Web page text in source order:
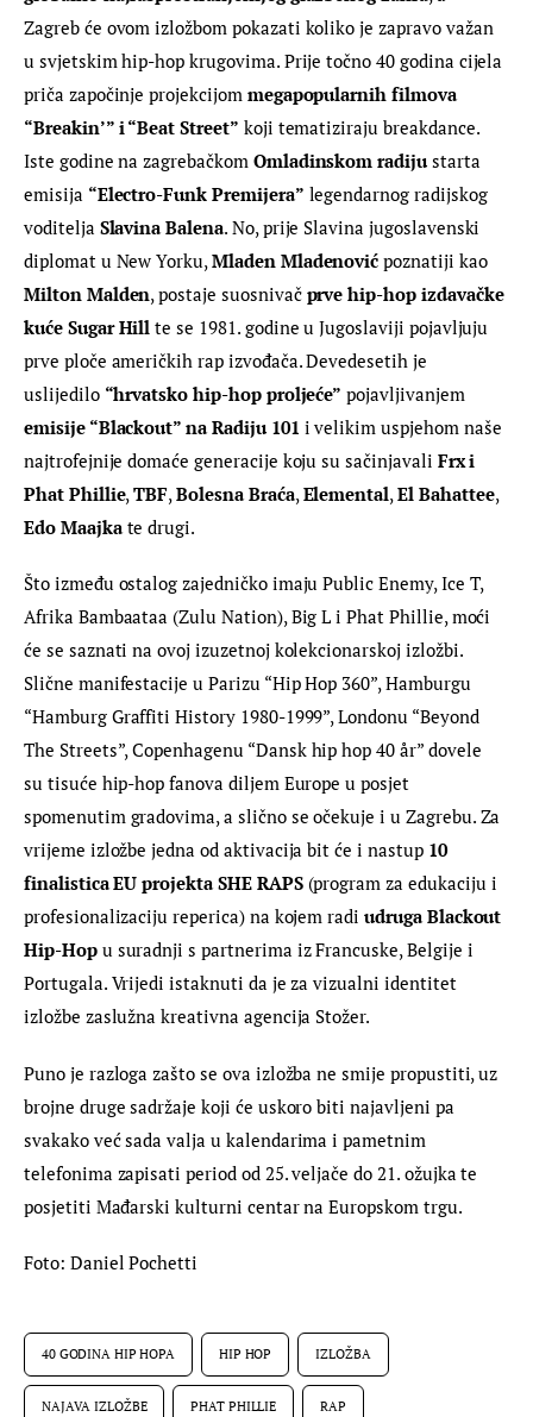
Zagreb će ovom izložbom pokazati koliko je zapravo važan
u svjetskim hip-hop krugovima. Prije točno 40 godina cijela
priča započinje projekcijom megapopularnih filmova
“Breakin’” i “Beat Street” koji tematiziraju breakdance.
Iste godine na zagrebačkom Omladinskom radiju starta
emisija “Electro-Funk Premijera” legendarnog radijskog
voditelja Slavina Balena. No, prije Slavina jugoslavenski
diplomat u New Yorku, Mladen Mladenović poznatiji kao
Milton Malden, postaje suosnivač prve hip-hop izdavačke
kuće Sugar Hill te se 1981. godine u Jugoslaviji pojavljuju
prve ploče američkih rap izvođača. Devedesetih je
uslijedilo “hrvatsko hip-hop proljeće” pojavljivanjem
emisije “Blackout” na Radiju 101 i velikim uspjehom naše
najtrofejnije domaće generacije koju su sačinjavali Frx i
Phat Phillie, TBF, Bolesna Braća, Elemental, El Bahattee,
Edo Maajka te drugi.
Što između ostalog zajedničko imaju Public Enemy, Ice T,
Afrika Bambaataa (Zulu Nation), Big L i Phat Phillie, moći
će se saznati na ovoj izuzetnoj kolekcionarskoj izložbi.
Slične manifestacije u Parizu “Hip Hop 360”, Hamburgu
“Hamburg Graffiti History 1980-1999”, Londonu “Beyond
The Streets”, Copenhagenu “Dansk hip hop 40 år” dovele
su tisuće hip-hop fanova diljem Europe u posjet
spomenutim gradovima, a slično se očekuje i u Zagrebu. Za
vrijeme izložbe jedna od aktivacija bit će i nastup 10
finalistica EU projekta SHE RAPS (program za edukaciju i
profesionalizaciju reperica) na kojem radi udruga Blackout
Hip-Hop u suradnji s partnerima iz Francuske, Belgije i
Portugala. Vrijedi istaknuti da je za vizualni identitet
izložbe zaslužna kreativna agencija Stožer.
Puno je razloga zašto se ova izložba ne smije propustiti, uz
brojne druge sadržaje koji će uskoro biti najavljeni pa
svakako već sada valja u kalendarima i pametnim
telefonima zapisati period od 25. veljače do 21. ožujka te
posjetiti Mađarski kulturni centar na Europskom trgu.
Foto: Daniel Pochetti
40 GODINA HIP HOPA HIP HOP IZLOŽBA
NAJAVA IZLOŽBE PHAT PHILLIE RAP